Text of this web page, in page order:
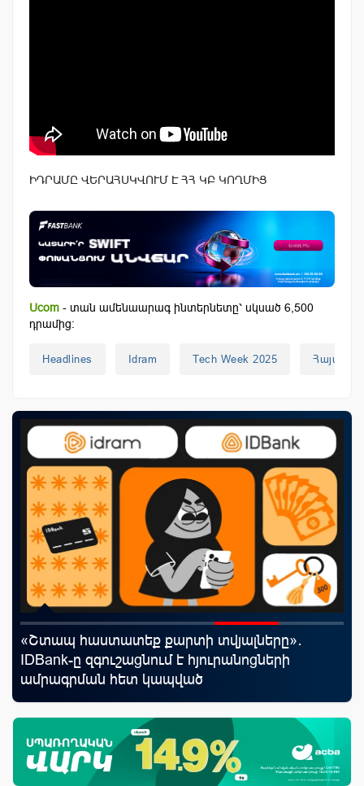
ԻԴՐԱՄԸ ՎԵՐԱՀՍԿՎՈՒՄ Է ՀՀ ԿԲ ԿՈՂՄԻՑ
Ucom - տան ամենաարագ ինտերնետը՝ սկսած 6,500
դրամից:
Headlines Idram Tech Week 2025
«Շտապ հաստատեք քարտի տվյալները»․
IDBank-ը զգուշացնում է հյուրանոցների
ամրագրման հետ կապված
զեղծարարությունների մասին